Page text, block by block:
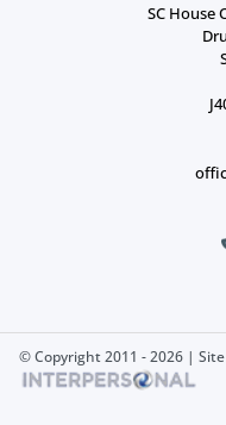
SC House
© Copyright 2011 - 2026 |